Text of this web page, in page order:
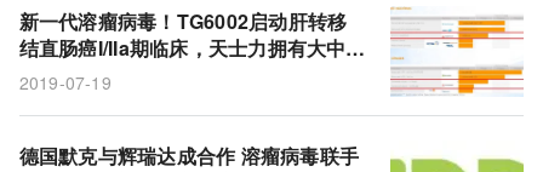
新一代溶瘤病毒！TG6002启动肝转移
结直肠癌I/IIa期临床，天士力拥有大中华
区完全控制权
2019-07-19
德国默克与辉瑞达成合作 溶瘤病毒联手